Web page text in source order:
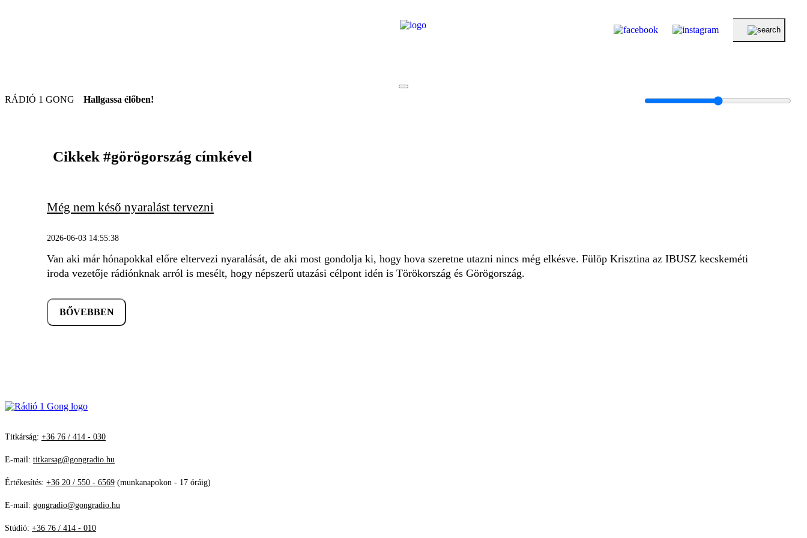
RÁDIÓ 1 GONG Hallgassa élőben!
Cikkek #görögország címkével
Még nem késő nyaralást tervezni
2026-06-03 14:55:38
Van aki már hónapokkal előre eltervezi nyaralását, de aki most gondolja ki, hogy hova szeretne utazni nincs még elkésve. Fülöp Krisztina az IBUSZ kecskeméti
iroda vezetője rádiónknak arról is mesélt, hogy népszerű utazási célpont idén is Törökország és Görögország.
BŐVEBBEN
Titkárság: +36 76 / 414 - 030
E-mail: titkarsag@gongradio.hu
Értékesítés: +36 20 / 550 - 6569 (munkanapokon - 17 óráig)
E-mail: gongradio@gongradio.hu
Stúdió: +36 76 / 414 - 010